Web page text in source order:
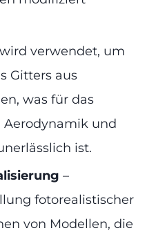
verwendet, um
Gitters aus
was für das
Aerodynamik und
ist.
–
fotorealistischer
von Modellen, die